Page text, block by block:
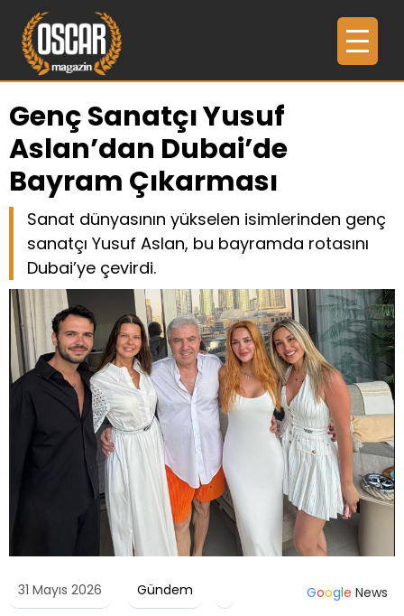
Genç Sanatçı Yusuf
Aslan’dan Dubai’de
Bayram Çıkarması
Sanat dünyasının yükselen isimlerinden genç
sanatçı Yusuf Aslan, bu bayramda rotasını
Dubai’ye çevirdi.
31 Mayıs 2026 Gündem Google News